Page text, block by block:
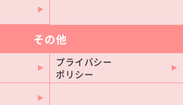
大治町
大口町
豊山町
その他
プライバシー
ポリシー